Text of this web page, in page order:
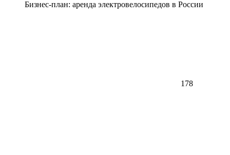
Бизнес-план: аренда электровелосипедов в России
178